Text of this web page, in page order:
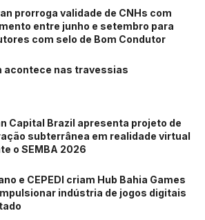
prorroga validade de CNHs com
entre junho e setembro para
com selo de Bom Condutor
acontece nas travessias
Capital Brazil apresenta projeto de
subterrânea em realidade virtual
o SEMBA 2026
e CEPEDI criam Hub Bahia Games
indústria de jogos digitais